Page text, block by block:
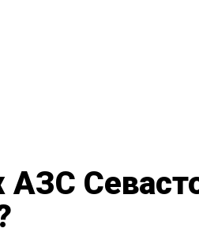
АЗС